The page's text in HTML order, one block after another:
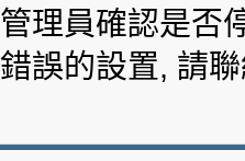
理員確認是否
誤的設置, 請